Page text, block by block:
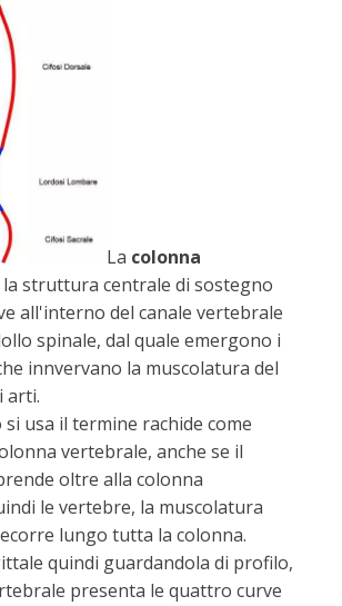
La colonna
la struttura centrale di sostegno
all'interno del canale vertebrale
spinale, dal quale emergono i
innvervano la muscolatura del
arti.
usa il termine rachide come
vertebrale, anche se il
oltre alla colonna
le vertebre, la muscolatura
lungo tutta la colonna.
quindi guardandola di profilo,
presenta le quattro curve